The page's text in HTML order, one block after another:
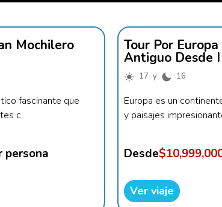
Mochilero
fascinante que
c
persona
Tour Por
Antiguo Desde I
17 y 16
Europa es un
y paisajes
Desde
Ver viaje